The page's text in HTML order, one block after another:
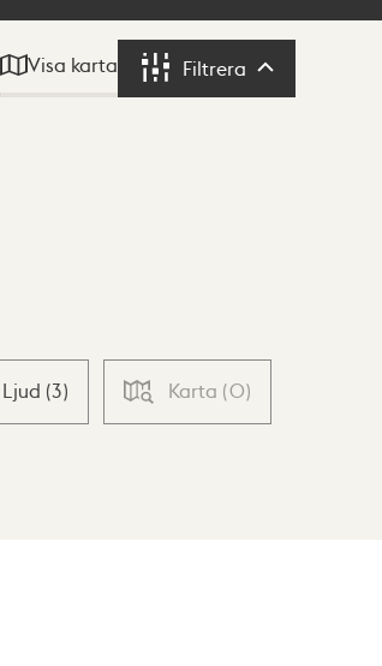
Visa karta Filtrera Filtrera
Ljud (3) Karta (0)